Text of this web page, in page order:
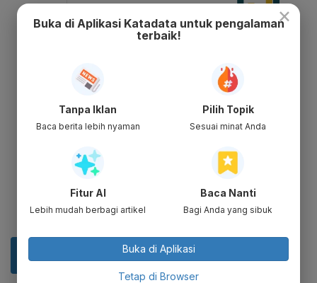
×
Buka di Aplikasi Katadata untuk pengalaman
terbaik!
Tanpa Iklan
Baca berita lebih nyaman
Pilih Topik
Sesuai minat Anda
Fitur AI
Lebih mudah berbagi artikel
Baca Nanti
Bagi Anda yang sibuk
Buka di Aplikasi
Tetap di Browser